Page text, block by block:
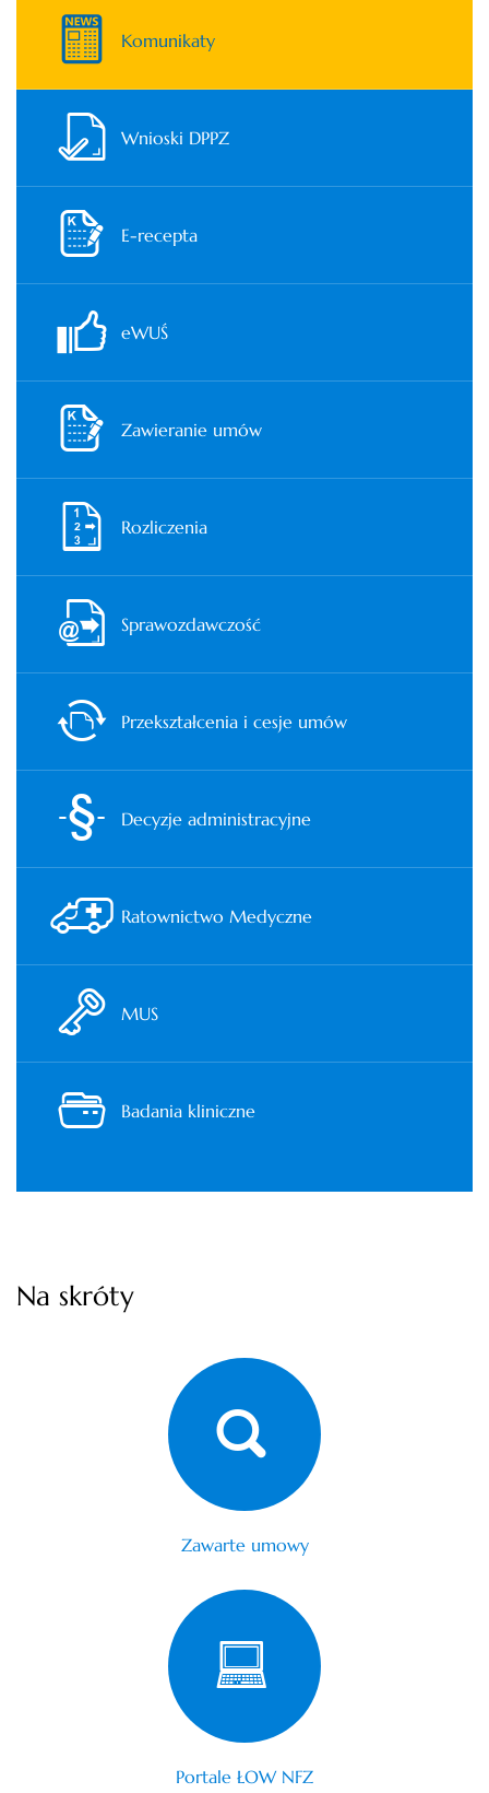
Komunikaty
Wnioski DPPZ
E-recepta
eWUŚ
Zawieranie umów
Rozliczenia
Sprawozdawczość
Przekształcenia i cesje umów
Decyzje administracyjne
Ratownictwo Medyczne
MUS
Badania kliniczne
Na skróty
Zawarte umowy
Portale ŁOW NFZ